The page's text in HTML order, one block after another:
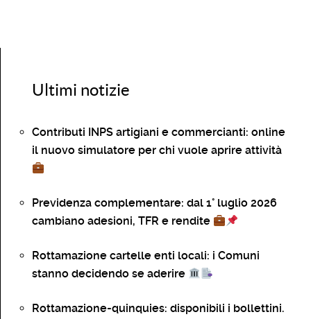
Ultimi notizie
Contributi INPS artigiani e commercianti: online
il nuovo simulatore per chi vuole aprire attività
Previdenza complementare: dal 1° luglio 2026
cambiano adesioni, TFR e rendite
Rottamazione cartelle enti locali: i Comuni
stanno decidendo se aderire
Rottamazione-quinquies: disponibili i bollettini.